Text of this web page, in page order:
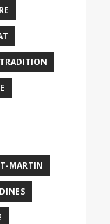
MARTIN